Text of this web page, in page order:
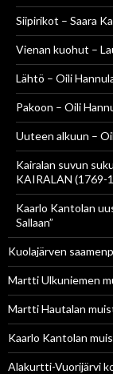
Siipirikot – Saara
Vienan kuohut –
Lähtö – Oili
Pakoon – Oili
Uuteen alkuun –
Kairalan suvun
KAIRALAN (1769-
Kaarlo Kantolan
Sallaan”
Kuolajärven
Martti Ulkuniemen
Martti Hautalan
Kaarlo Kantolan
Alakurtti-Vuorijärvi